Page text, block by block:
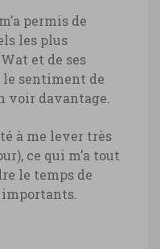
permis de
les plus
et de ses
le sentiment de
voir davantage.
à me lever très
ce qui m’a tout
le temps de